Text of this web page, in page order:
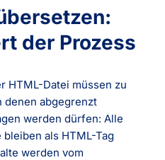
der Prozess
HTML-Datei müssen zu
denen abgegrenzt
werden dürfen: Alle
als HTML-Tag
werden vom